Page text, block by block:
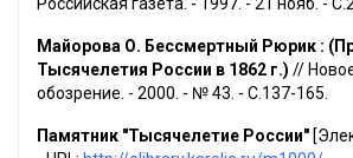
Российская газета. - 1997. - 21 нояб. -
Майорова О. Бессмертный Рюрик :
Тысячелетия России в 1862 г.) //
обозрение. - 2000. - № 43. - С.137-165.
Памятник "Тысячелетие России"